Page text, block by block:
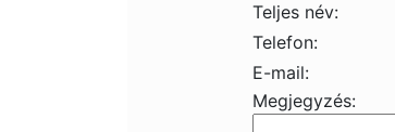
Teljes név:
Telefon:
E-mail:
Megjegyzés: